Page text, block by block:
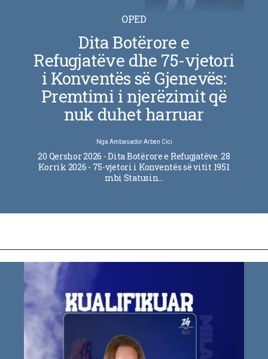
OPED
Dita Botërore e
Refugjatëve dhe 75-vjetori
i Konventës së Gjenevës:
Premtimi i njerëzimit që
nuk duhet harruar
Nga Ambasador Arben Cici
20 Qershor 2026 - Dita Botërore e Refugjatëve. 28
Korrik 2026 - 75-vjetori i Konventës së vitit 1951
mbi Statusin…